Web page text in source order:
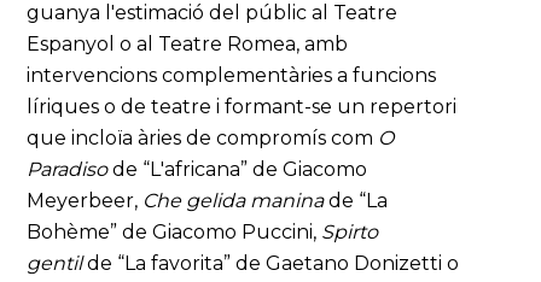
guanya l'estimació del públic al Teatre
Espanyol o al Teatre Romea, amb
intervencions complementàries a funcions
líriques o de teatre i formant-se un repertori
que incloïa àries de compromís com O
Paradisode “L'africana” de Giacomo
Meyerbeer, Che gelida maninade “La
Bohème” de Giacomo Puccini, Spirto
gentilde “La favorita” de Gaetano Donizetti o